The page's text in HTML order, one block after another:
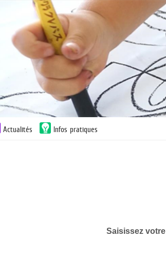
Actualités Infos pratiques
Saisissez